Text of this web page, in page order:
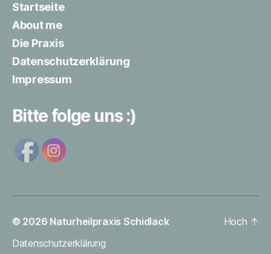
Startseite
About me
Die Praxis
Datenschutzerklärung
Impressum
Bitte folge uns :)
© 2026 Naturheilpraxis Schidlack
Datenschutzerklärung
Hoch ↑